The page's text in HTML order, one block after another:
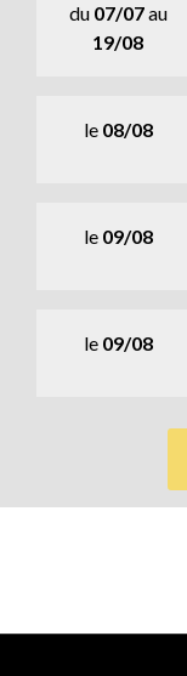
du 07/07au
19/08
le 08/08
le 09/08
le 09/08